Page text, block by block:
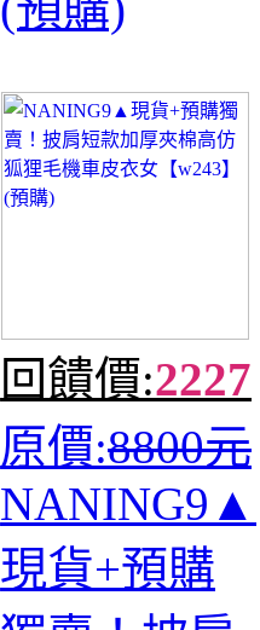
回饋價:2227
原價:8800元
NANING9▲
現貨+預購